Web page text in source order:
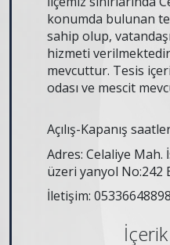
konumda bulunan
sahip olup,
hizmeti verilmektedir.
mevcuttur. Tesis
odası ve mescit
Açılış-Kapanış
Adres: Celaliye Mah.
üzeri yanyol No:242
İletişim: